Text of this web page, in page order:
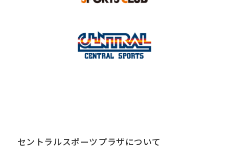
セントラルスポーツプラザについて